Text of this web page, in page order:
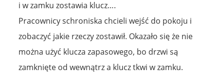
i w zamku zostawia klucz….
Pracownicy schroniska chcieli wejść do pokoju i
zobaczyć jakie rzeczy zostawił. Okazało się że nie
można użyć klucza zapasowego, bo drzwi są
zamknięte od wewnątrz a klucz tkwi w zamku.